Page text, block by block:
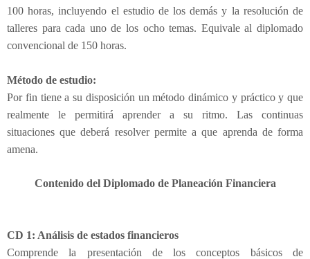
100 horas, incluyendo el estudio de los demás y la resolución de
talleres para cada uno de los ocho temas. Equivale al diplomado
convencional de 150 horas.
Método de estudio:
Por fin tiene a su disposición un método dinámico y práctico y que
realmente le permitirá aprender a su ritmo. Las continuas
situaciones que deberá resolver permite a que aprenda de forma
amena.
Contenido del Diplomado de Planeación Financiera
CD 1: Análisis de estados financieros
Comprende la presentación de los conceptos básicos de